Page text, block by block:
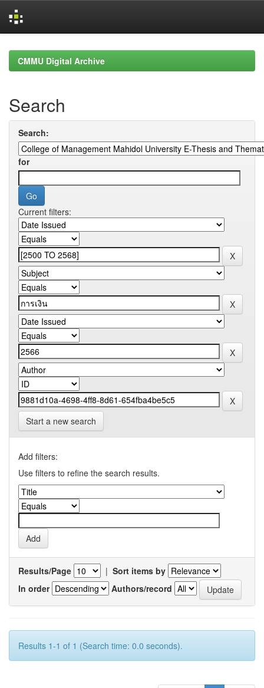
navigationCMMU Digital Archive
Search
Search:
for
Current filters:
Start a new search
Add filters:
Use filters to refine the search results.
Results/Page | Sort items by
In order
Authors/record
Results 1-1 of 1 (Search time: 0.0 seconds).